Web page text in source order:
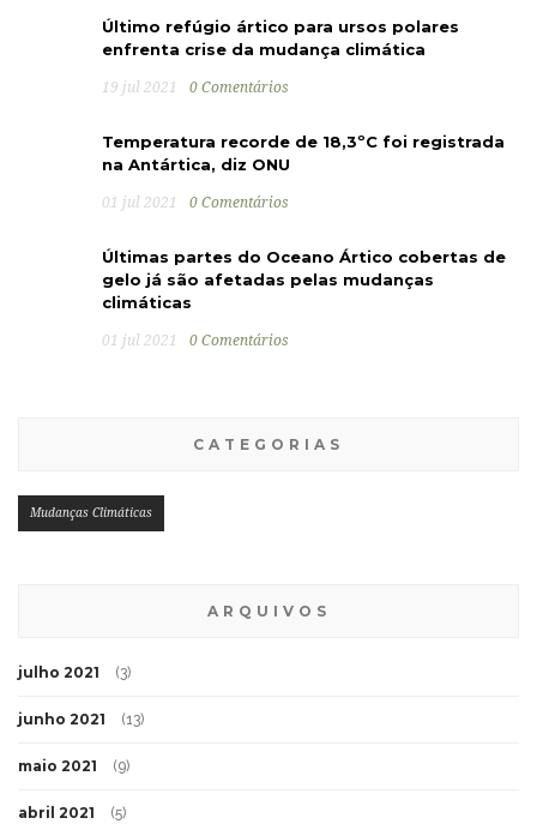
Último refúgio ártico para ursos polares
enfrenta crise da mudança climática
19 jul 2021 0 Comentários
Temperatura recorde de 18,3ºC foi registrada
na Antártica, diz ONU
01 jul 2021 0 Comentários
Últimas partes do Oceano Ártico cobertas de
gelo já são afetadas pelas mudanças
climáticas
01 jul 2021 0 Comentários
CATEGORIAS
Mudanças Climáticas
ARQUIVOS
julho 2021 (3)
junho 2021 (13)
maio 2021 (9)
abril 2021 (5)